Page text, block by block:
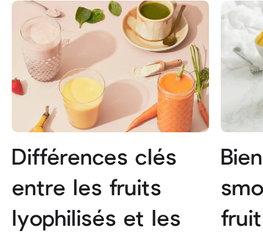
Différences clés
entre les fruits
lyophilisés et les